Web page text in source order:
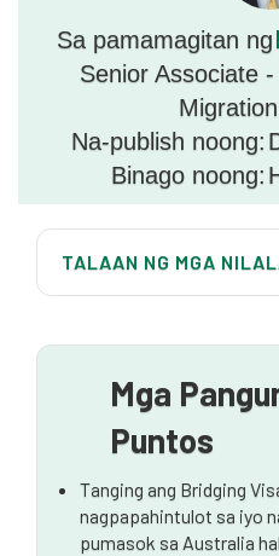
Sa pamamagitan ng
Senior Associate
Na-publish noong:
Binago noong:
TALAAN NG MGA
Kailan po pwede mag
Kailan matatapos ang
Maaari ba akong umalis
Australia gamit ang
Mga
Puntos
Tanging ang Bridging
nagpapahintulot sa iyo
pumasok sa Australia